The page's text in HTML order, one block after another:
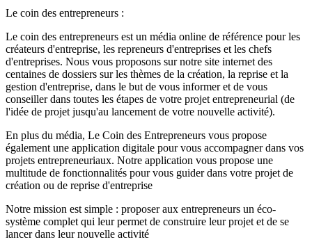
Le coin des entrepreneurs :
Le coin des entrepreneurs est un média online de référence pour les
créateurs d'entreprise, les repreneurs d'entreprises et les chefs
d'entreprises. Nous vous proposons sur notre site internet des
centaines de dossiers sur les thèmes de la création, la reprise et la
gestion d'entreprise, dans le but de vous informer et de vous
conseiller dans toutes les étapes de votre projet entrepreneurial (de
l'idée de projet jusqu'au lancement de votre nouvelle activité).
En plus du média, Le Coin des Entrepreneurs vous propose
également une application digitale pour vous accompagner dans vos
projets entrepreneuriaux. Notre application vous propose une
multitude de fonctionnalités pour vous guider dans votre projet de
création ou de reprise d'entreprise
Notre mission est simple : proposer aux entrepreneurs un éco-
système complet qui leur permet de construire leur projet et de se
lancer dans leur nouvelle activité